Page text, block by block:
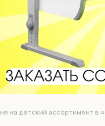
на детский ассортимент в